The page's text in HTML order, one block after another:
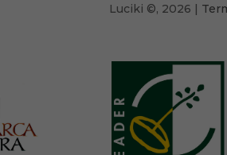
Luciki ©, 2026 |